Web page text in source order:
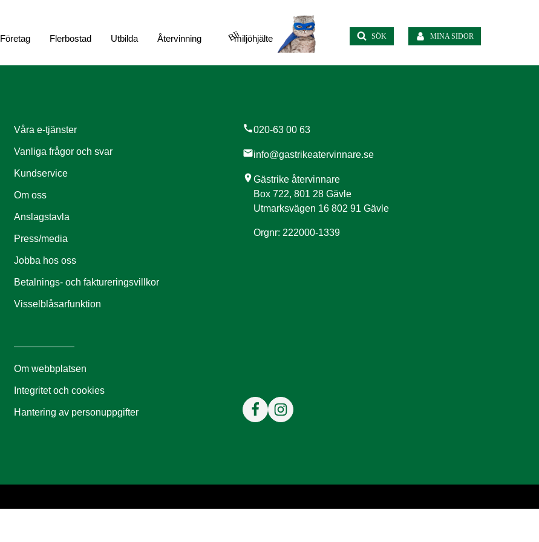
Företag Flerbostad Utbilda Återvinning Blimiljöhjälte SÖK MINA SIDOR
Våra e-tjänster
Vanliga frågor och svar
Kundservice
Om oss
Anslagstavla
Press/media
Jobba hos oss
Betalnings- och faktureringsvillkor
Visselblåsarfunktion
Om webbplatsen
Integritet och cookies
Hantering av personuppgifter
call020-63 00 63
mailinfo@gastrikeatervinnare.se
location_onGästrike återvinnare
Box 722, 801 28 Gävle
Utmarksvägen 16 802 91 Gävle
Orgnr: 222000-1339